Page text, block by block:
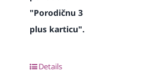
"Porodičnu 3
plus karticu".
Details